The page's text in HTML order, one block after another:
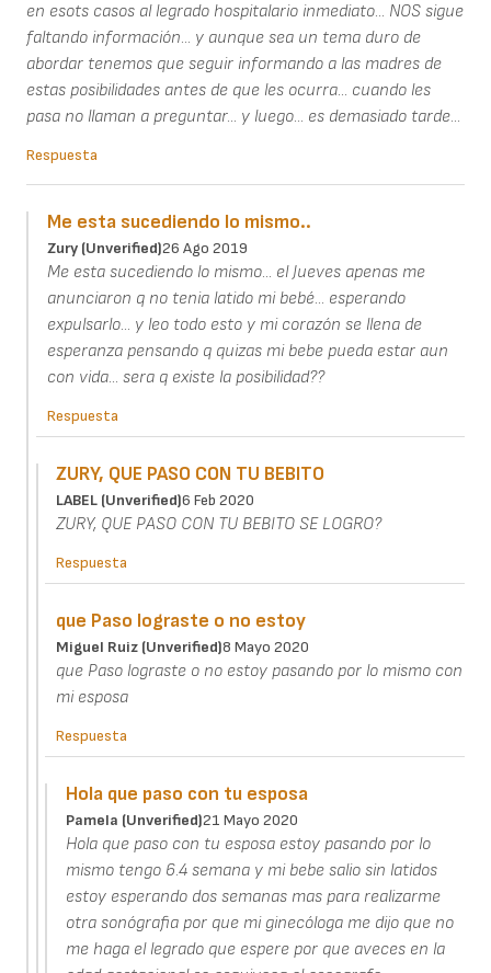
en esots casos al legrado hospitalario inmediato... NOS sigue
faltando información... y aunque sea un tema duro de
abordar tenemos que seguir informando a las madres de
estas posibilidades antes de que les ocurra... cuando les
pasa no llaman a preguntar... y luego... es demasiado tarde...
Respuesta
Me esta sucediendo lo mismo..
Zury (unverified)26 Ago 2019
Me esta sucediendo lo mismo... el Jueves apenas me
anunciaron q no tenia latido mi bebé... esperando
expulsarlo... y leo todo esto y mi corazón se llena de
esperanza pensando q quizas mi bebe pueda estar aun
con vida... sera q existe la posibilidad??
Respuesta
ZURY, QUE PASO CON TU BEBITO
LABEL (unverified)6 Feb 2020
ZURY, QUE PASO CON TU BEBITO SE LOGRO?
Respuesta
que Paso lograste o no estoy
Miguel Ruiz (unverified)8 Mayo 2020
que Paso lograste o no estoy pasando por lo mismo con
mi esposa
Respuesta
Hola que paso con tu esposa
Pamela (unverified)21 Mayo 2020
Hola que paso con tu esposa estoy pasando por lo
mismo tengo 6.4 semana y mi bebe salio sin latidos
estoy esperando dos semanas mas para realizarme
otra sonógrafia por que mi ginecóloga me dijo que no
me haga el legrado que espere por que aveces en la